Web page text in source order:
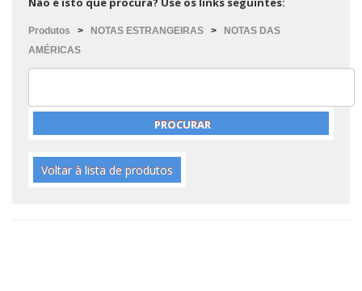
Produtos > NOTAS ESTRANGEIRAS > NOTAS DAS
AMÉRICAS
Voltar à lista de produtos